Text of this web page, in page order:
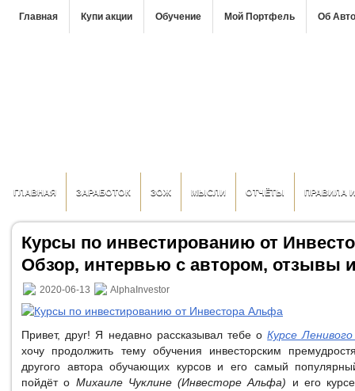
Главная Купи акции Обучение Мой Портфель Об
ГЛАВНАЯ ЗАРАБОТОК ЗОЖ МЫСЛИ ОТЧЁТЫ ПРАВИЛА
Курсы по инвестированию от
Обзор, интервью с автором, отзывы
2020-06-13 AlphaInvestor
Привет, друг! Я недавно рассказывал тебе оКурсе
хочу продолжить тему обучения инвесторским
другого автора обучающих курсов и его самый
пойдёт о Михаиле Чуклине (Инвесторе Альфа) и его